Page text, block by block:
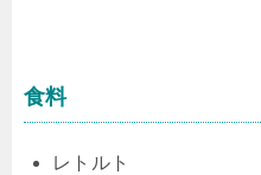
食料
レトルト